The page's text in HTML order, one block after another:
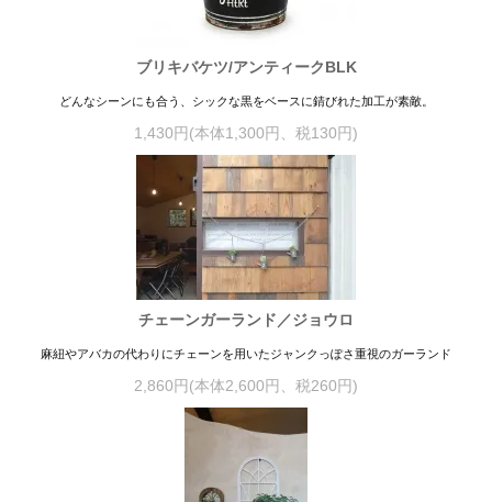
ブリキバケツ/アンティークBLK
どんなシーンにも合う、シックな黒をベースに錆びれた加工が素敵。
1,430円(本体1,300円、税130円)
チェーンガーランド／ジョウロ
麻紐やアバカの代わりにチェーンを用いたジャンクっぽさ重視のガーランド
2,860円(本体2,600円、税260円)